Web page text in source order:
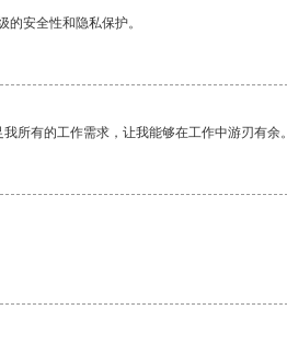
安全性和隐私保护。
所有的工作需求，让我能够在工作中游刃有余。